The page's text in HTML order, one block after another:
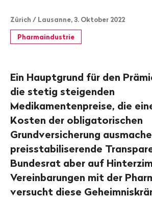
Zürich / Lausanne, 3. Oktober 2022
Pharmaindustrie
Ein Hauptgrund für den
die stetig steigenden
Medikamentenpreise, die
Kosten der obligatorischen
Grundversicherung
preisstabiliserende
Bundesrat aber auf
Vereinbarungen mit der
versucht diese